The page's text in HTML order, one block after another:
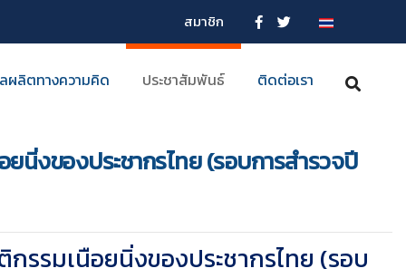
สมาชิก
ผลิตทางความคิด ประชาสัมพันธ์ ติดต่อเรา
นิ่งของประชากรไทย (รอบการสำรวจปี
รมเนือยนิ่งของประชากรไทย (รอบ